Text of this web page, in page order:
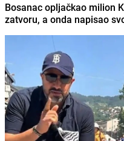
Bosanac opljačkao milion
zatvoru, a onda napisao